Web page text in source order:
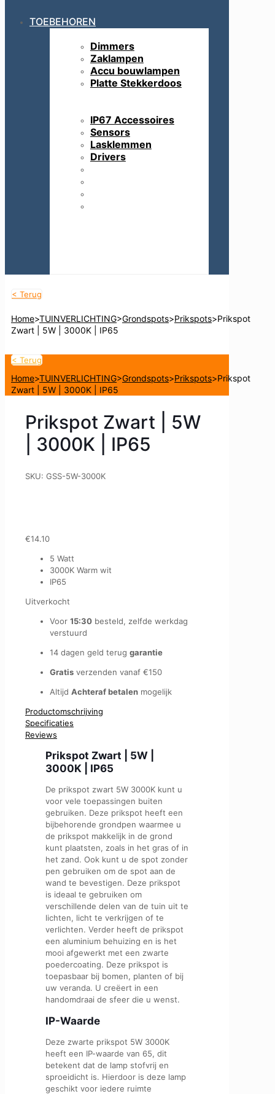
TOEBEHOREN
Dimmers
Zaklampen
Accu bouwlampen
Platte Stekkerdoos
IP67 Accessoires
Sensors
Lasklemmen
Drivers
< Terug
Home>TUINVERLICHTING>Grondspots>Prikspots>Prikspot
Zwart | 5W | 3000K | IP65
< Terug
Home>TUINVERLICHTING>Grondspots>Prikspots>Prikspot
Zwart | 5W | 3000K | IP65
Prikspot Zwart | 5W
| 3000K | IP65
SKU: GSS-5W-3000K
€14.10
5 Watt
3000K Warm wit
IP65
Uitverkocht
Voor 15:30 besteld, zelfde werkdag
verstuurd
14 dagen geld terug garantie
Gratis verzenden vanaf €150
Altijd Achteraf betalen mogelijk
Productomschrijving
Specificaties
Reviews
Prikspot Zwart | 5W |
3000K | IP65
De prikspot zwart 5W 3000K kunt u
voor vele toepassingen buiten
gebruiken. Deze prikspot heeft een
bijbehorende grondpen waarmee u
de prikspot makkelijk in de grond
kunt plaatsten, zoals in het gras of in
het zand. Ook kunt u de spot zonder
pen gebruiken om de spot aan de
wand te bevestigen. Deze prikspot
is ideaal te gebruiken om
verschillende delen van de tuin uit te
lichten, licht te verkrijgen of te
verlichten. Verder heeft de prikspot
een aluminium behuizing en is het
mooi afgewerkt met een zwarte
poedercoating. Deze prikspot is
toepasbaar bij bomen, planten of bij
uw veranda. U creëert in een
handomdraai de sfeer die u wenst.
IP-Waarde
Deze zwarte prikspot 5W 3000K
heeft een IP-waarde van 65, dit
betekent dat de lamp stofvrij en
sproeidicht is. Hierdoor is deze lamp
geschikt voor iedere ruimte